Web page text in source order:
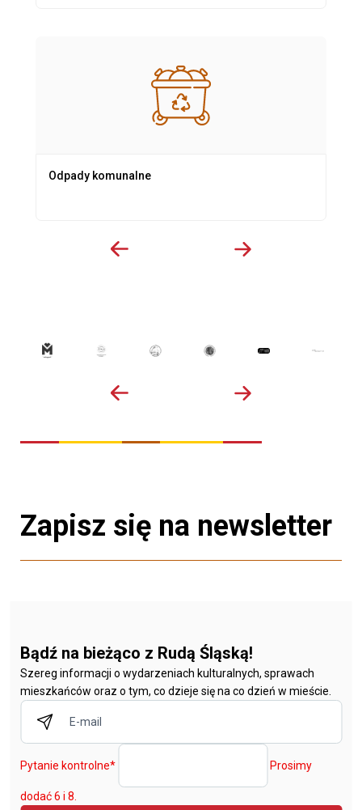
Odpady komunalne
Zapisz się na newsletter
Bądź na bieżąco z Rudą Śląską!
Szereg informacji o wydarzeniach kulturalnych, sprawach
mieszkańców oraz o tym, co dzieje się na co dzień w mieście.
Pytanie kontrolne* Prosimy
dodać 6 i 8.